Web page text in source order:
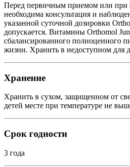
Перед первичным приемом или при
необходима консультация и
указанной суточной дозировки
допускается. Витамины Orthomol
сбалансированного полноценного
жизни. Хранить в недоступном для
Хранение
Хранить в сухом, защищенном от
детей месте при температуре не
Срок годности
3 года